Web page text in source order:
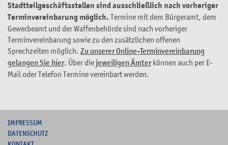
Stadtteilgeschäftsstellen sind ausschließlich nach vorheriger
Terminvereinbarung möglich. Termine mit dem Bürgeramt, dem
Gewerbeamt und der Waffenbehörde sind nach vorheriger
Terminvereinbarung sowie zu den zusätzlichen offenen
Sprechzeiten möglich. Zu unserer Online-Terminvereinbarung
gelangen Sie hier. Über diejeweiligen Ämterkönnen auch per E-
Mail oder Telefon Termine vereinbart werden.
IMPRESSUM
DATENSCHUTZ